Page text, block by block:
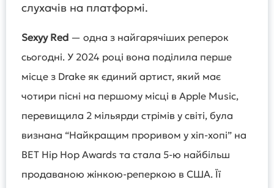
слухачів на платформі.
Sexyy Red — одна з найгарячіших реперок
сьогодні. У 2024 році вона поділила перше
місце з Drake як єдиний артист, який має
чотири пісні на першому місці в Apple Music,
перевищила 2 мільярди стрімів у світі, була
визнана “Найкращим проривом у хіп-хопі” на
BET Hip Hop Awards та стала 5-ю найбільш
продаваною жінкою-реперкою в США. Її